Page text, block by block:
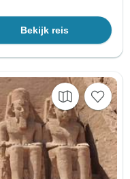
Bekijk reis